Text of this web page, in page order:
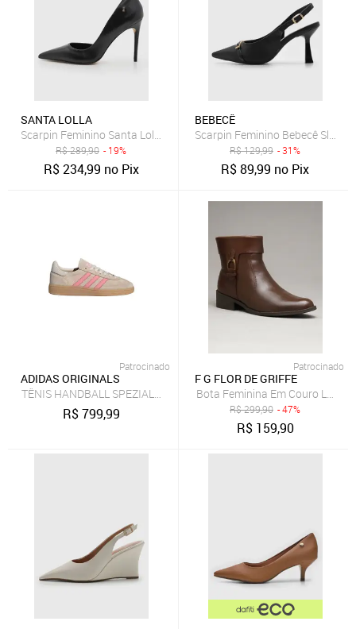
SANTA LOLLA
Scarpin Feminino Santa Lolla Couro Salto Alto Preto
R$289,90 - 19%
R$234,99 no Pix
BEBECÊ
Scarpin Feminino Bebecê
R$129,99 - 31%
R$89,99 no Pix
Patrocinado
ADIDAS ORIGINALS
TÊNIS HANDBALL SPEZIAL adidas Originals Bege
R$799,99
Patrocinado
F G FLOR DE GRIFFE
Bota Feminina Em Couro
R$299,90 - 47%
R$ 159,90